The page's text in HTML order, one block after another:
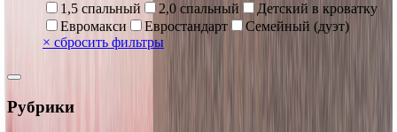
1,5 спальный
2,0 спальный
Детский в кроватку
Евромакси
Евростандарт
Семейный (дуэт)
× сбросить фильтры
Рубрики